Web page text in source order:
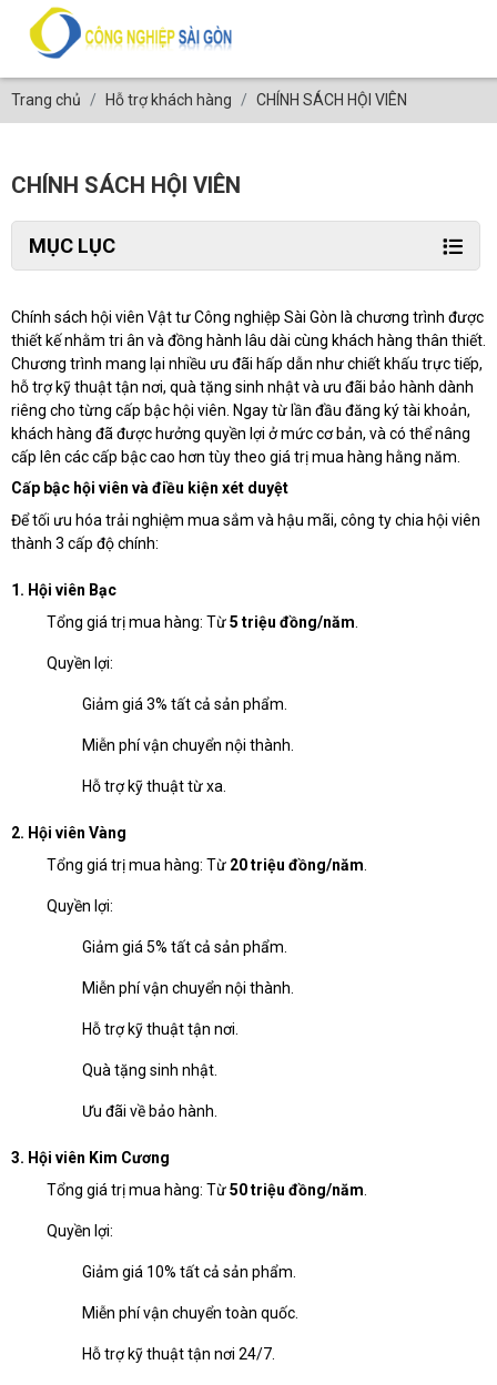
Trang chủ Hỗ trợ khách hàng CHÍNH SÁCH HỘI VIÊN
CHÍNH SÁCH HỘI VIÊN
MỤC LỤC
Chính sách hội viên Vật tư Công nghiệp Sài Gòn là chương trình được
thiết kế nhằm tri ân và đồng hành lâu dài cùng khách hàng thân thiết.
Chương trình mang lại nhiều ưu đãi hấp dẫn như chiết khấu trực tiếp,
hỗ trợ kỹ thuật tận nơi, quà tặng sinh nhật và ưu đãi bảo hành dành
riêng cho từng cấp bậc hội viên. Ngay từ lần đầu đăng ký tài khoản,
khách hàng đã được hưởng quyền lợi ở mức cơ bản, và có thể nâng
cấp lên các cấp bậc cao hơn tùy theo giá trị mua hàng hằng năm.
Cấp bậc hội viên và điều kiện xét duyệt
Để tối ưu hóa trải nghiệm mua sắm và hậu mãi, công ty chia hội viên
thành 3 cấp độ chính:
1. Hội viên Bạc
Tổng giá trị mua hàng: Từ5 triệu đồng/năm
Quyền lợi:
Giảm giá 3% tất cả sản phẩm.
Miễn phí vận chuyển nội thành.
Hỗ trợ kỹ thuật từ xa.
2. Hội viên Vàng
Tổng giá trị mua hàng: Từ 20 triệu đồng/năm
Quyền lợi:
Giảm giá 5% tất cả sản phẩm.
Miễn phí vận chuyển nội thành.
Hỗ trợ kỹ thuật tận nơi.
Quà tặng sinh nhật.
Ưu đãi về bảo hành.
3. Hội viên Kim Cương
Tổng giá trị mua hàng: Từ50 triệu đồng/năm
Quyền lợi:
Giảm giá 10% tất cả sản phẩm.
Miễn phí vận chuyển toàn quốc.
Hỗ trợ kỹ thuật tận nơi 24/7.